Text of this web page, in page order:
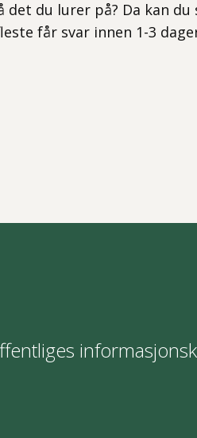
det du lurer på? Da kan
får svar innen 1-3